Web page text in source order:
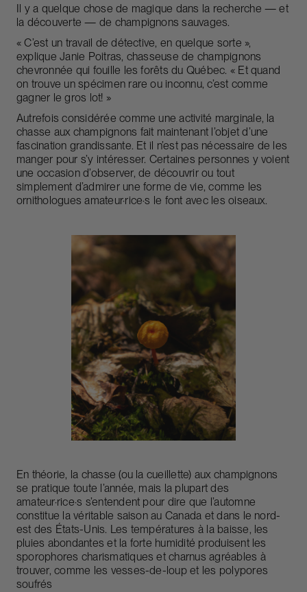
Il y a quelque chose de magique dans la recherche — et
la découverte — de champignons sauvages.
« C’est un travail de détective, en quelque sorte »,
explique Janie Poitras, chasseuse de champignons
chevronnée qui fouille les forêts du Québec. « Et quand
on trouve un spécimen rare ou inconnu, c’est comme
gagner le gros lot! »
Autrefois considérée comme une activité marginale, la
chasse aux champignons fait maintenant l’objet d’une
fascination grandissante. Et il n’est pas nécessaire de les
manger pour s’y intéresser. Certaines personnes y voient
une occasion d’observer, de découvrir ou tout
simplement d’admirer une forme de vie, comme les
ornithologues amateur·rice·s le font avec les oiseaux.
En théorie, la chasse (ou la cueillette) aux champignons
se pratique toute l’année, mais la plupart des
amateur·rice·s s’entendent pour dire que l’automne
constitue la véritable saison au Canada et dans le nord-
est des États-Unis. Les températures à la baisse, les
pluies abondantes et la forte humidité produisent les
sporophores charismatiques et charnus agréables à
trouver, comme les vesses-de-loup et les polypores
soufrés